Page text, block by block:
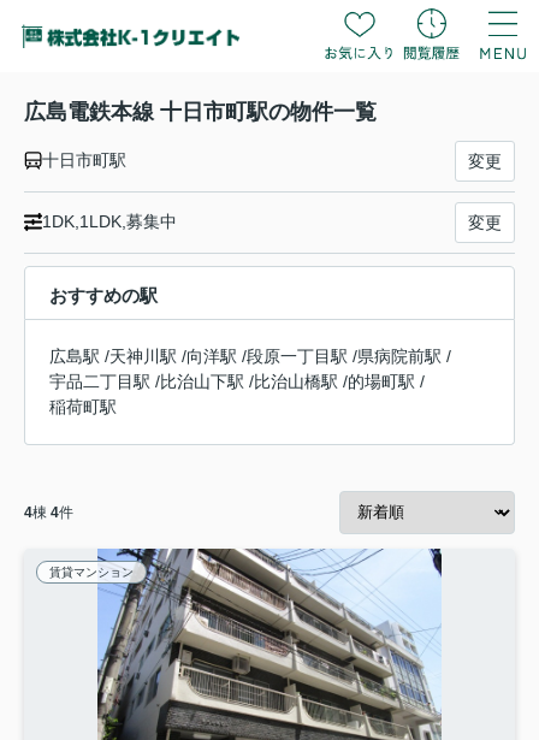
広島電鉄本線 十日市町駅の物件一覧
十日市町駅 変更
1DK,1LDK,募集中 変更
おすすめの駅
広島駅 /天神川駅 /向洋駅 /段原一丁目駅 /県病院前駅 /
宇品二丁目駅 /比治山下駅 /比治山橋駅 /的場町駅 /
稲荷町駅
4棟 4件
賃貸マンション